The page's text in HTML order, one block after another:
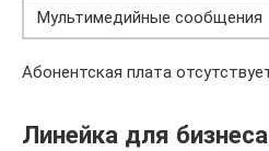
Мультимедийные сообщения
Абонентская плата
Линейка для бизнеса